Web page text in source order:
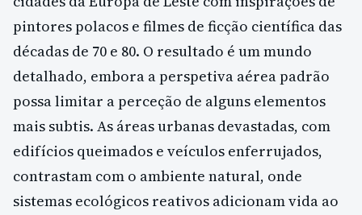
pintores polacos e filmes de ficção científica das
décadas de 70 e 80. O resultado é um mundo
detalhado, embora a perspetiva aérea padrão
possa limitar a perceção de alguns elementos
mais subtis. As áreas urbanas devastadas, com
edifícios queimados e veículos enferrujados,
contrastam com o ambiente natural, onde
sistemas ecológicos reativos adicionam vida ao